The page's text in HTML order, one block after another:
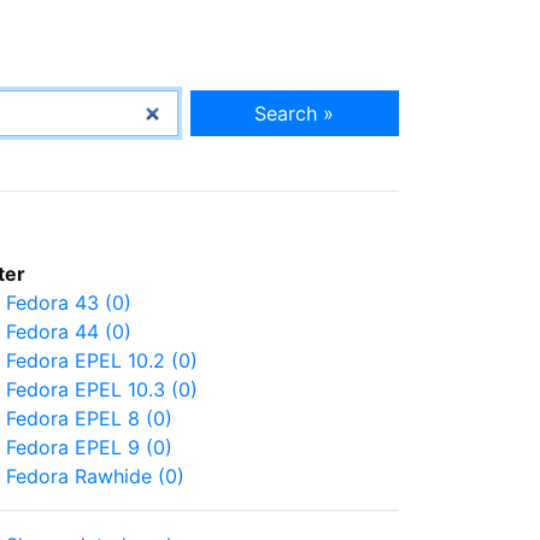
Search »
Fedora 43 (0)
Fedora 44 (0)
Fedora EPEL 10.2 (0)
Fedora EPEL 10.3 (0)
Fedora EPEL 8 (0)
Fedora EPEL 9 (0)
Fedora Rawhide (0)